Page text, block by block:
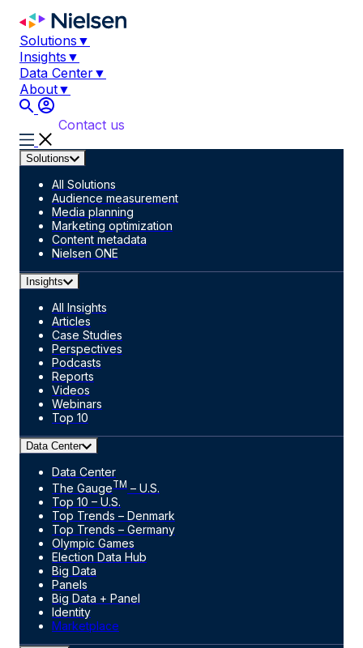
Skip
content
Solutions ▼
Insights ▼
Data Center▼
About▼
Contact us
Solutions
All Solutions
Audience measurement
Media planning
Marketing optimization
Content metadata
Nielsen ONE
Insights
All Insights
Articles
Case Studies
Perspectives
Podcasts
Reports
Videos
Webinars
Top 10
Data Center
Data Center
The GaugeTM – U.S.
Top 10 – U.S.
Top Trends – Denmark
Top Trends – Germany
Olympic Games
Election Data Hub
Big Data
Panels
Big Data + Panel
Identity
Marketplace